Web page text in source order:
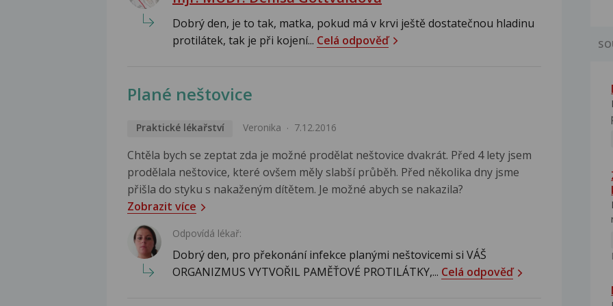
Dobrý den, je to tak, matka, pokud má v krvi ještě dostatečnou hladinu
protilátek, tak je při kojení... Celá odpověď
Plané neštovice
Praktické lékařství Veronika 7.12.2016
Chtěla bych se zeptat zda je možné prodělat neštovice dvakrát. Před 4 lety jsem
prodělala neštovice, které ovšem měly slabší průběh. Před několika dny jsme
přišla do styku s nakaženým dítětem. Je možné abych se nakazila?
Zobrazit více
Odpovídá lékař:
Dobrý den, pro překonání infekce planými neštovicemi si VÁŠ
ORGANIZMUS VYTVOŘIL PAMĚŤOVÉ PROTILÁTKY,... Celá odpověď